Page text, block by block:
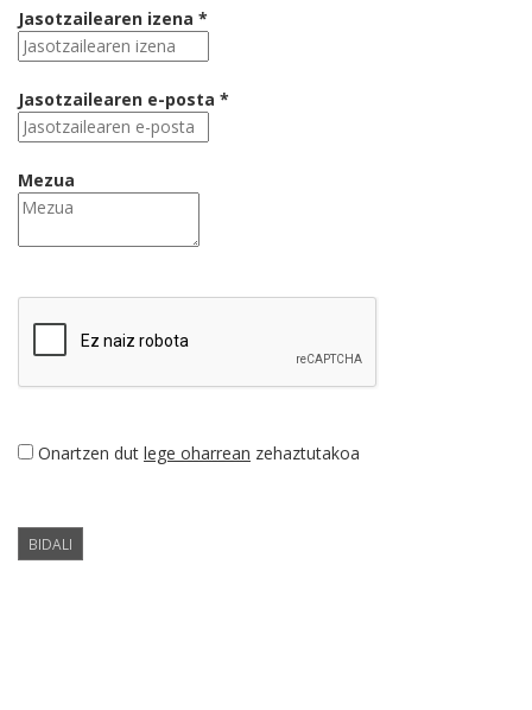
Jasotzailearen izena *
Jasotzailearen e-posta *
Mezua
Onartzen dut lege oharrean zehaztutakoa
BIDALI